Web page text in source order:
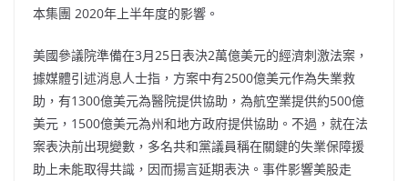
本集團 2020年上半年度的影響。
美國參議院準備在3月25日表決2萬億美元的經濟刺激法案，
據媒體引述消息人士指，方案中有2500億美元作為失業救
助，有1300億美元為醫院提供協助，為航空業提供約500億
美元，1500億美元為州和地方政府提供協助。不過，就在法
案表決前出現變數，多名共和黨議員稱在關鍵的失業保障援
助上未能取得共識，因而揚言延期表決。事件影響美股走